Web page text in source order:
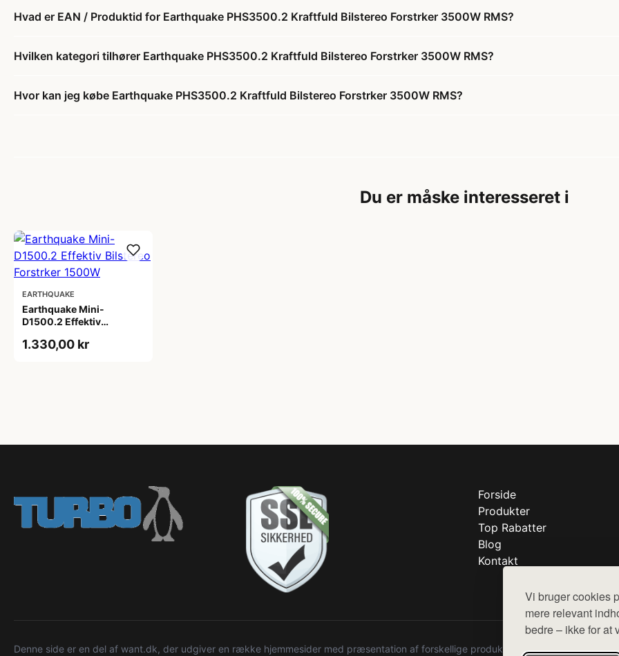
Vi bruger cookies
mere relevant
bedre – ikke for at
Hvad er EAN / Produktid for Earthquake PHS3500.2 Kraftfuld Bilstereo Forstrker 3500W RMS?
Hvilken kategori tilhører Earthquake PHS3500.2 Kraftfuld Bilstereo Forstrker 3500W RMS?
Hvor kan jeg købe Earthquake PHS3500.2 Kraftfuld Bilstereo Forstrker 3500W RMS?
Du er måske interesseret i
EARTHQUAKE
Earthquake Mini-
D1500.2 Effektiv
1500W
1.330,00 kr
Forside
Produkter
Top Rabatter
Blog
Kontakt
Denne side er en del af want.dk, der udgiver en række hjemmesider med præsentation af forskellige produkter fra diverse